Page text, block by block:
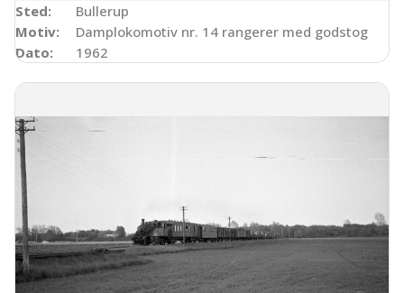
Sted:
Bullerup
Motiv:
Damplokomotiv nr. 14 rangerer med godstog
Dato:
1962